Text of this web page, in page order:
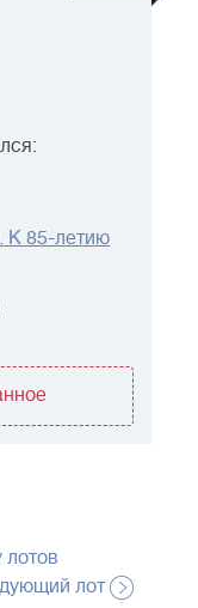
К 85-летию
лотов
лот